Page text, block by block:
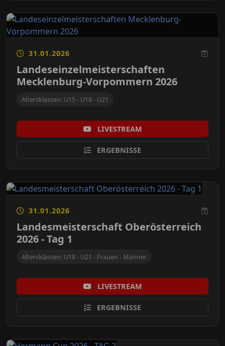
31.01.2026
Landeseinzelmeisterschaften
Mecklenburg-Vorpommern 2026
Altersklassen: U15 - U18 - U21
LIVESTREAM
ERGEBNISSE
31.01.2026
Landesmeisterschaft Oberösterreich
2026 - Tag 1
Altersklassen: U18 - U21 - Frauen - Männer
LIVESTREAM
ERGEBNISSE